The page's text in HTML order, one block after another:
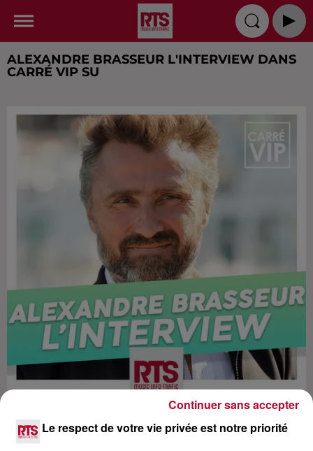
ALEXANDRE BRASSEUR L'INTERVIEW DANS
CARRÉ VIP SU
Le respect de votre vie privée est notre priorité
Continuer sans accepter